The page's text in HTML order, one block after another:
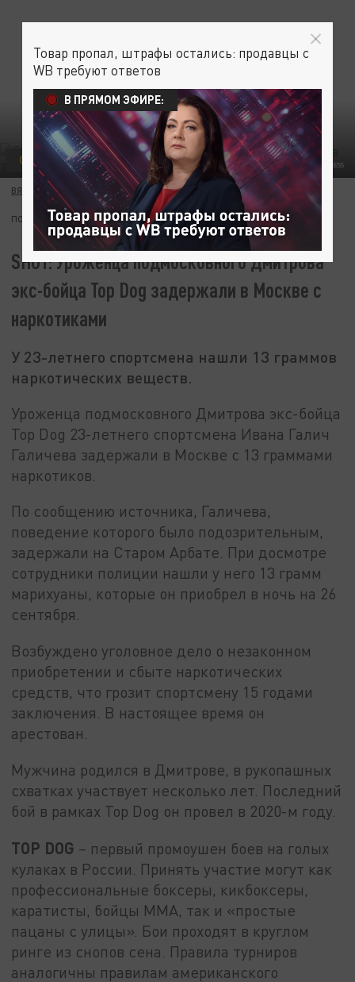
KOMSOMOLSKAYA PRAVDA/GLOBALLOOKPRESS
ОБЩЕСТВО
ВЯЧЕСЛАВ ОСИПОВ 26 СЕНТЯБРЯ 20:00
ПОДПИШИТЕСЬ:
SHOT: Уроженца подмосковного Дмитрова
экс-бойца Top Dog задержали в Москве с
наркотиками
У 23-летнего спортсмена нашли 13 граммов
наркотических веществ.
Уроженца подмосковного Дмитрова экс-бойца
Top Dog 23-летнего спортсмена Ивана Галич
Галичева задержали в Москве с 13 граммами
наркотиков.
По сообщению источника, Галичева,
поведение которого было подозрительным,
задержали на Старом Арбате. При досмотре
сотрудники полиции нашли у него 13 грамм
марихуаны, которые он приобрел в ночь на 26
сентября.
Возбуждено уголовное дело о незаконном
приобретении и сбыте наркотических
средств, что грозит спортсмену 15 годами
заключения. В настоящее время он
арестован.
Мужчина родился в Дмитрове, в рукопашных
схватках участвует несколько лет. Последний
бой в рамках Top Dog он провел в 2020-м году.
TOP DOG – первый промоушен боев на голых
кулаках в России. Принять участие могут как
профессиональные боксеры, кикбоксеры,
каратисты, бойцы MMA, так и «простые
пацаны с улицы». Бои проходят в круглом
ринге из снопов сена. Правила турниров
аналогичны правилам американского
Товар пропал, штрафы остались: продавцы с
WB требуют ответов
В ПРЯМОМ ЭФИРЕ: